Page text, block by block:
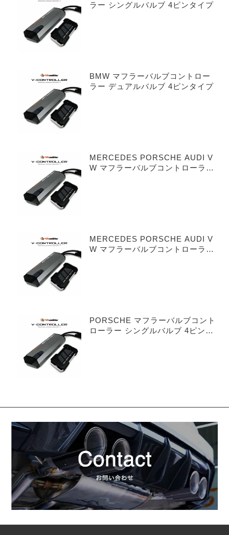
ラー シングルバルブ 4ピンタイプ
BMW マフラーバルブコントロー
ラー デュアルバルブ 4ピンタイプ
MERCEDES PORSCHE AUDI V
W マフラーバルブコントローラー
MERCEDES PORSCHE AUDI V
W マフラーバルブコントローラー
PORSCHE マフラーバルブコント
ローラー シングルバルブ 4ピンタ